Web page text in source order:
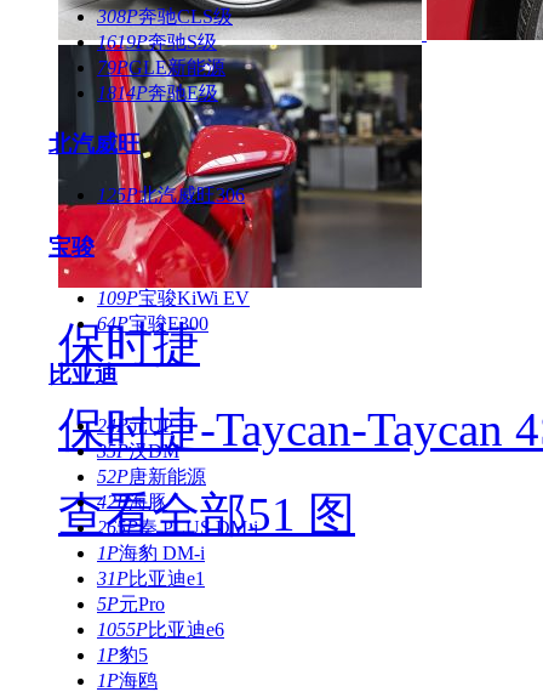
308P奔驰CLS级
1619P奔驰S级
79PGLE新能源
1814P奔驰E级
北汽威旺
125P北汽威旺306
宝骏
109P宝骏KiWi EV
64P宝骏E300
比亚迪
24P元UP
35P汉DM
52P唐新能源
42P海豚
265P秦 PLUS DM-i
1P海豹 DM-i
31P比亚迪e1
5P元Pro
1055P比亚迪e6
1P豹5
1P海鸥
保时捷
保时捷-Taycan-Taycan
查看全部51 图